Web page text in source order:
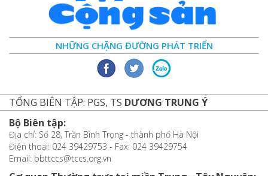
NHỮNG CHẶNG ĐƯỜNG PHÁT TRIỂN
TỔNG BIÊN TẬP: PGS, TS DƯƠNG TRUNG Ý
Bộ Biên tập:
Địa chỉ: Số 28, Trần Bình Trọng - thành phố Hà Nội
Điện thoại: 024 39429753 - Fax: 024 39429754
Email: bbttccs@tccs.org.vn